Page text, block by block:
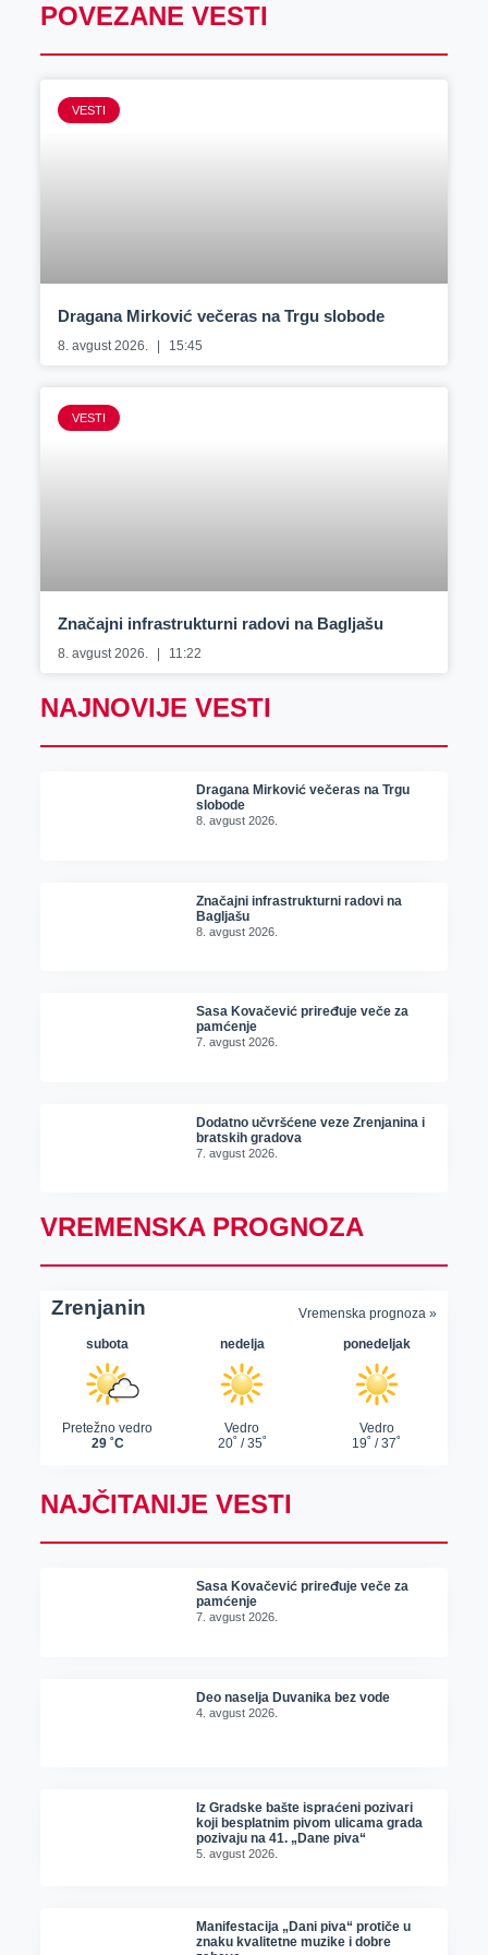
POVEZANE VESTI
VESTI
Dragana Mirković večeras na Trgu slobode
8. avgust 2026. 15:45
VESTI
Značajni infrastrukturni radovi na Bagljašu
8. avgust 2026. 11:22
NAJNOVIJE VESTI
Dragana Mirković večeras na Trgu
slobode
8. avgust 2026.
Značajni infrastrukturni radovi na
Bagljašu
8. avgust 2026.
Sasa Kovačević priređuje veče za
pamćenje
7. avgust 2026.
Dodatno učvršćene veze Zrenjanina i
bratskih gradova
7. avgust 2026.
VREMENSKA PROGNOZA
NAJČITANIJE VESTI
Sasa Kovačević priređuje veče za
pamćenje
7. avgust 2026.
Deo naselja Duvanika bez vode
4. avgust 2026.
Iz Gradske bašte ispraćeni pozivari
koji besplatnim pivom ulicama grada
pozivaju na 41. „Dane piva“
5. avgust 2026.
Manifestacija „Dani piva“ protiče u
znaku kvalitetne muzike i dobre